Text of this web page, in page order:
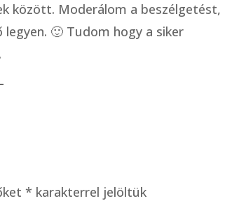
között. Moderálom a beszélgetést,
🙂 Tudom hogy a siker
* karakterrel jelöltük